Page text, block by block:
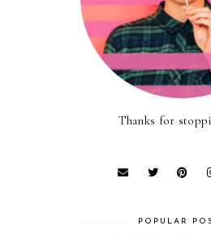
Thanks for
POPULAR